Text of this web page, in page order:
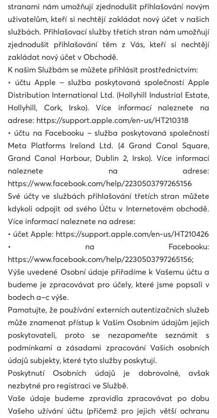
stranami nám umožňují zjednodušit přihlašování novým
uživatelům, kteří si nechtějí zakládat nový účet v našich
službách. Přihlašovací služby třetích stran nám umožňují
zjednodušit přihlašování těm z Vás, kteří si nechtějí
zakládat nový účet v Obchodě.
K našim Službám se můžete přihlásit prostřednictvím:
• účtu Apple – služba poskytovaná společností Apple
Distribution International Ltd. (Hollyhill Industrial Estate,
Hollyhill, Cork, Irsko). Více informací naleznete na
adrese: https://support.apple.com/en-us/HT210318
• účtu na Facebooku – služba poskytovaná společností
Meta Platforms Ireland Ltd. (4 Grand Canal Square,
Grand Canal Harbour, Dublin 2, Irsko). Více informací
naleznete na adrese:
https://www.facebook.com/help/2230503797265156
Své účty ve službách přihlašování třetích stran můžete
kdykoli odpojit od svého Účtu v Internetovém obchodě.
Více informací naleznete na adrese:
• účet Apple: https://support.apple.com/en-us/HT210426
• na Facebooku:
https://www.facebook.com/help/2230503797265156;
Výše uvedené Osobní údaje přiřadíme k Vašemu účtu a
budeme je zpracovávat pro účely, které jsme popsali v
bodech a–c výše.
Pamatujte, že používání externích autentizačních služeb
může znamenat přístup k Vašim Osobním údajům jejich
poskytovateli, proto se nezapomeňte seznámit s
podmínkami a zásadami zpracování Vašich osobních
údajů subjekty, které tyto služby poskytují.
Poskytnutí Osobních údajů je dobrovolné, avšak
nezbytné pro registraci ve Službě.
Vaše údaje budeme zpravidla zpracovávat po dobu
Vašeho užívání účtu (přičemž pro jejich větší ochranu